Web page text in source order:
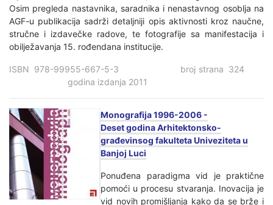
Osim pregleda nastavnika, saradnika i nenastavnog osoblja na
AGF-u publikacija sadrži detaljniji opis aktivnosti kroz naučne,
stručne i izdavečke radove, te fotografije sa manifestacija i
obilježavanja 15. rođendana institucije.
ISBN 978-99955-667-5-3 broj strana 324
godina izdanja 2011
Monografija 1996-2006 -
Deset godina Arhitektonsko-
građevinsog fakulteta Univeziteta u
Banjoj Luci
Ponuđena paradigma vid je praktične
pomoći u procesu stvaranja. Inovacija je
vid novih promišljanja kako da se brže i